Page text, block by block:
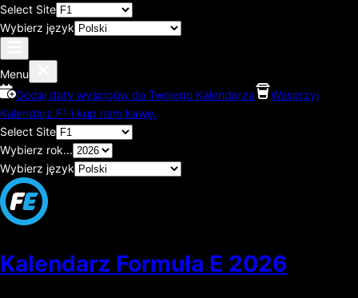
Select Site
Wybierz język
Menu
Dodaj daty wyścigów do Twojego Kalendarza
Wesprzyj
Kalendarz F1 i kup nam kawę.
Select Site
Wybierz rok...
Wybierz język
Kalendarz Formuła E 2026